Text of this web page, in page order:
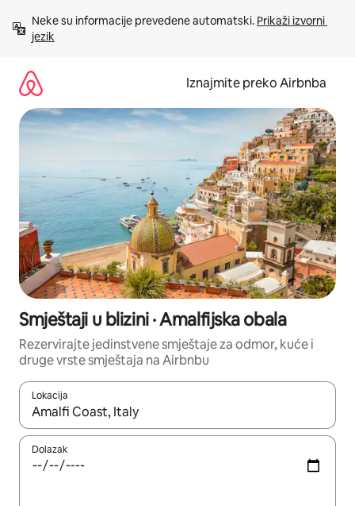
sadržaj
Neke su informacije prevedene automatski. Prikaži izvorni
jezik
Iznajmite preko Airbnba
Smještaji u blizini · Amalfijska obala
Rezervirajte jedinstvene smještaje za odmor, kuće i
druge vrste smještaja na Airbnbu
Lokacija
Kada budu dostupni rezultati, moći ćete ih pregledati
Dolazak